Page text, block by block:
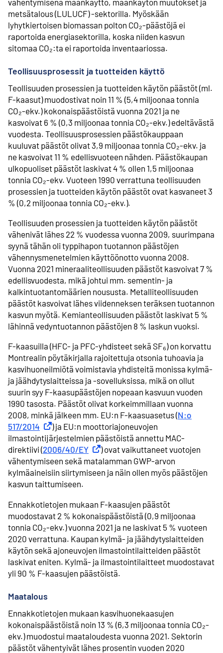
vähentymisenä maankäyttö, maankäytön muutokset ja
metsätalous (LULUCF) -sektorilla. Myöskään
lyhytkiertoisen biomassan polton CO₂-päästöjä ei
raportoida energiasektorilla, koska niiden kasvun
sitomaa CO₂:ta ei raportoida inventaariossa.
Teollisuusprosessit ja tuotteiden käyttö
Teollisuuden prosessien ja tuotteiden käytön päästöt (ml.
F-kaasut) muodostivat noin 11 % (5,4 miljoonaa tonnia
CO₂-ekv.) kokonaispäästöistä vuonna 2021 ja ne
kasvoivat 6 % (0,3 miljoonaa tonnia CO₂-ekv.) edeltävästä
vuodesta. Teollisuusprosessien päästökauppaan
kuuluvat päästöt olivat 3,9 miljoonaa tonnia CO₂-ekv. ja
ne kasvoivat 11 % edellisvuoteen nähden. Päästökaupan
ulkopuoliset päästöt laskivat 4 % ollen 1,5 miljoonaa
tonnia CO₂-ekv. Vuoteen 1990 verrattuna teollisuuden
prosessien ja tuotteiden käytön päästöt ovat kasvaneet 3
% (0,2 miljoonaa tonnia CO₂-ekv.).
Teollisuuden prosessien ja tuotteiden käytön päästöt
vähenivät lähes 22 % vuodessa vuonna 2009, suurimpana
syynä tähän oli typpihapon tuotannon päästöjen
vähennysmenetelmien käyttöönotto vuonna 2008.
Vuonna 2021 mineraaliteollisuuden päästöt kasvoivat 7 %
edellisvuodesta, mikä johtui mm. sementin- ja
kalkintuotantomäärien noususta. Metalliteollisuuden
päästöt kasvoivat lähes viidenneksen teräksen tuotannon
kasvun myötä. Kemianteollisuuden päästöt laskivat 5 %
lähinnä vedyntuotannon päästöjen 8 % laskun vuoksi.
F-kaasuilla (HFC- ja PFC-yhdisteet sekä SF₆) on korvattu
Montrealin pöytäkirjalla rajoitettuja otsonia tuhoavia ja
kasvihuoneilmiötä voimistavia yhdisteitä monissa kylmä-
ja jäähdytyslaitteissa ja -sovelluksissa, mikä on ollut
suurin syy F-kaasupäästöjen nopeaan kasvuun vuoden
1990 tasosta. Päästöt olivat korkeimmillaan vuonna
2008, minkä jälkeen mm. EU:n F-kaasuasetus (N:o
517/2014 Ulkoinen linkki
) ja EU:n moottoriajoneuvojen
ilmastointijärjestelmien päästöistä annettu MAC-
direktiivi (2006/40/EY Ulkoinen linkki
) ovat vaikuttaneet vuotojen
vähentymiseen sekä matalamman GWP-arvon
kylmäaineisiin siirtymiseen ja näin ollen myös päästöjen
kasvun taittumiseen.
Ennakkotietojen mukaan F-kaasujen päästöt
muodostavat 2 % kokonaispäästöistä (0,9 miljoonaa
tonnia CO₂-ekv.) vuonna 2021 ja ne laskivat 5 % vuoteen
2020 verrattuna. Kaupan kylmä- ja jäähdytyslaitteiden
käytön sekä ajoneuvojen ilmastointilaitteiden päästöt
laskivat eniten. Kylmä- ja ilmastointilaitteet muodostavat
yli 90 % F-kaasujen päästöistä.
Maatalous
Ennakkotietojen mukaan kasvihuonekaasujen
kokonaispäästöistä noin 13 % (6,3 miljoonaa tonnia CO₂-
ekv.) muodostui maataloudesta vuonna 2021. Sektorin
päästöt vähentyivät lähes prosentin vuoden 2020